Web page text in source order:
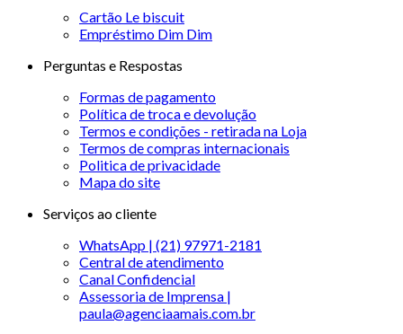
Cartão Le biscuit
Empréstimo Dim Dim
Perguntas e Respostas
Formas de pagamento
Política de troca e devolução
Termos e condições - retirada na Loja
Termos de compras internacionais
Politica de privacidade
Mapa do site
Serviços ao cliente
WhatsApp | (21) 97971-2181
Central de atendimento
Canal Confidencial
Assessoria de Imprensa |
paula@agenciaamais.com.br